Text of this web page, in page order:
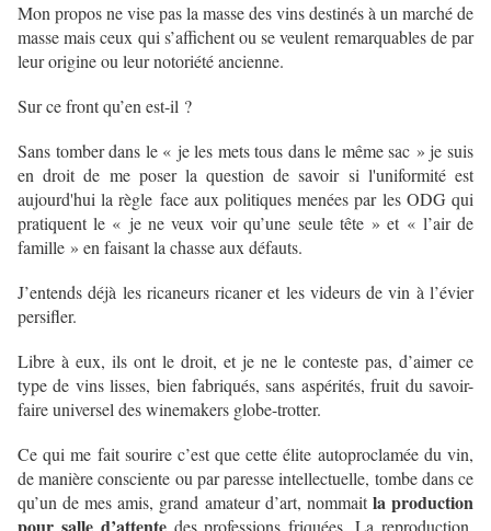
Mon propos ne vise pas la masse des vins destinés à un marché de
masse mais ceux qui s’affichent ou se veulent remarquables de par
leur origine ou leur notoriété ancienne.
Sur ce front qu’en est-il ?
Sans tomber dans le « je les mets tous dans le même sac » je suis
en droit de me poser la question de savoir si l'uniformité est
aujourd'hui la règle face aux politiques menées par les ODG qui
pratiquent le « je ne veux voir qu’une seule tête » et « l’air de
famille » en faisant la chasse aux défauts.
J’entends déjà les ricaneurs ricaner et les videurs de vin à l’évier
persifler.
Libre à eux, ils ont le droit, et je ne le conteste pas, d’aimer ce
type de vins lisses, bien fabriqués, sans aspérités, fruit du savoir-
faire universel des winemakers globe-trotter.
Ce qui me fait sourire c’est que cette élite autoproclamée du vin,
de manière consciente ou par paresse intellectuelle, tombe dans ce
qu’un de mes amis, grand amateur d’art, nommaitla production
des professions friquées. La reproduction,